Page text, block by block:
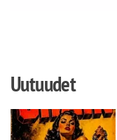
Uutuudet